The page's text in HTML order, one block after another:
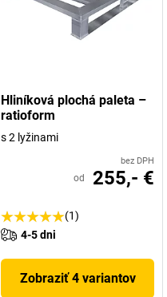
Hliníková plochá paleta –
ratioform
s 2 lyžinami
bez DPH
od 255,- €
(1)
4-5 dni
Zobraziť 4 variantov